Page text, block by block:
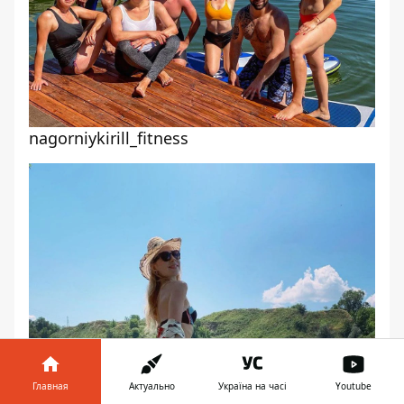
nagorniykirill_fitness
Главная Актуально Україна на часі Youtube